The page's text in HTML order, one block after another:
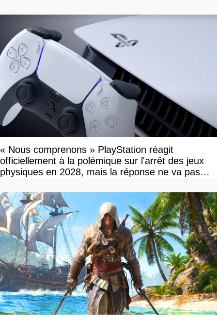
« Nous comprenons » PlayStation réagit
officiellement à la polémique sur l'arrêt des jeux
physiques en 2028, mais la réponse ne va pas